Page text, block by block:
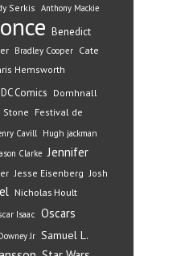
Serkis Anthony Mackie
Benedict
Bradley Cooper Cate
Hemsworth
DC Comics Domhnall
Stone
Festival de
Cavill Hugh jackman
Clarke Jennifer
Jesse Eisenberg Josh
Nicholas Hoult
Isaac Oscars
Jr Samuel L.